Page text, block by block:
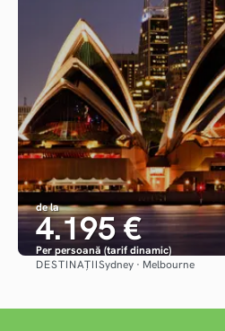
de la
4.195 €
Per persoană (tarif dinamic)
Vezi detalii
DESTINAȚIISydney · Melbourne